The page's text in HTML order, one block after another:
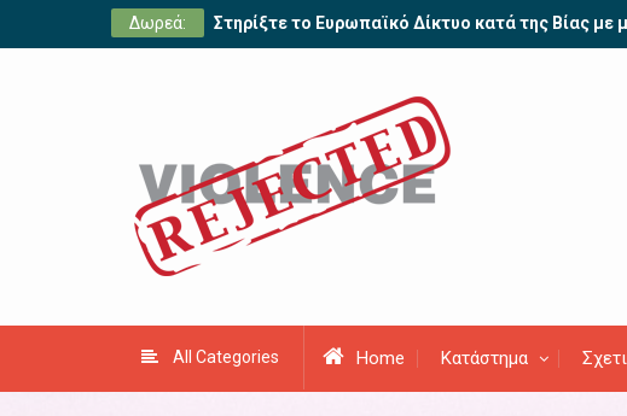
Δωρεά: Στηρίξτε το Ευρωπαϊκό Δίκτυο κατά της Βίας με
All Categories Home Κατάστημα